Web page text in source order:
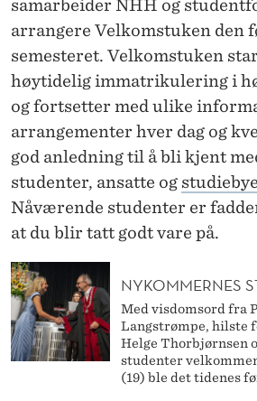
samarbeider NHH og
arrangere Velkomstuken den
semesteret. Velkomstuken
høytidelig immatrikulering i
og fortsetter med ulike
arrangementer hver dag og
god anledning til å bli kjent
studenter, ansatte og
Nåværende studenter er
at du blir tatt godt vare på.
NYKOMMERNES
Med visdomsord fra
Langstrømpe, hilste
Helge Thorbjørnsen
studenter
(19) ble det tidenes